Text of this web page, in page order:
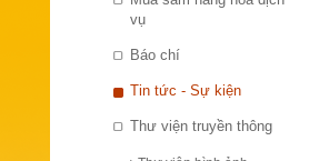
vụ
Báo chí
Tin tức - Sự kiện
Thư viện truyền thông